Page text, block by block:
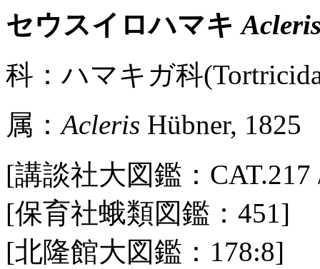
セウスイロハマキ
科：ハマキガ科
属：Acleris Hübner, 1825
[講談社大図鑑：
[保育社蛾類図鑑：451]
[北隆館大図鑑：178:8]